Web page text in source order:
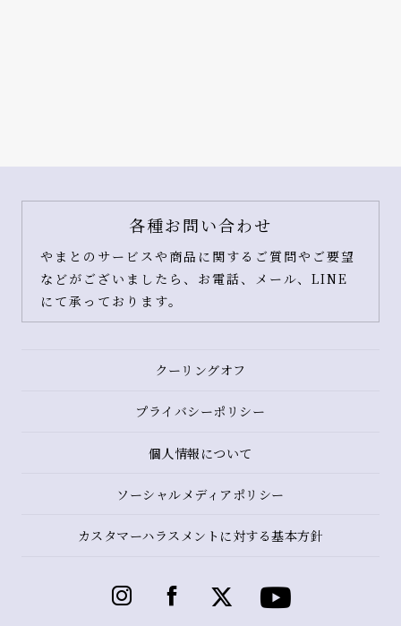
各種お問い合わせ
やまとのサービスや商品に関するご質問やご要望
などがございましたら、お電話、メール、LINE
にて承っております。
クーリングオフ
プライバシーポリシー
個人情報について
ソーシャルメディアポリシー
カスタマーハラスメントに対する基本方針